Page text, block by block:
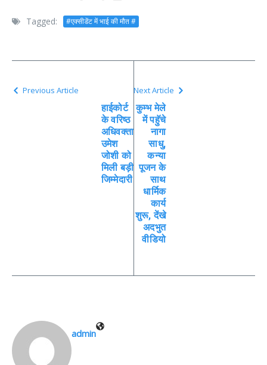
Tagged: #एक्सीडेंट में भाई की मौत #
Previous Article
हाईकोर्ट
के वरिष्ठ
अधिवक्ता
उमेश
जोशी को
मिली बड़ी
जिम्मेदारी
Next Article
कुम्भ मेले
में पहुॅचे
नागा
साधु,
कन्या
पूजन के
साथ
धार्मिक
कार्य
शुरू, देंखे
अदभुत
वीडियो
admin